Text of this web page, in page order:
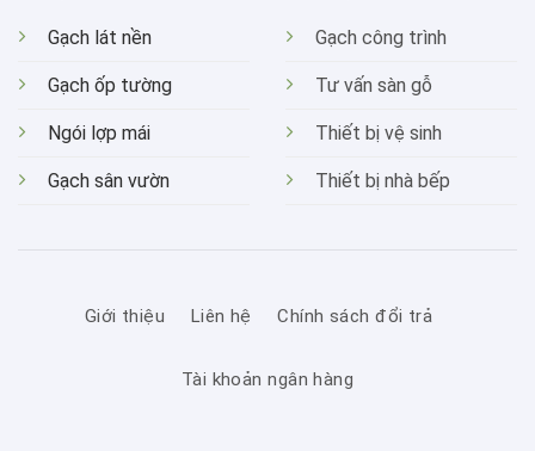
Gạch lát nền
Gạch ốp tường
Ngói lợp mái
Gạch sân vườn
Gạch công trình
Tư vấn sàn gỗ
Thiết bị vệ sinh
Thiết bị nhà bếp
Giới thiệu Liên hệ Chính sách đổi trả
Tài khoản ngân hàng